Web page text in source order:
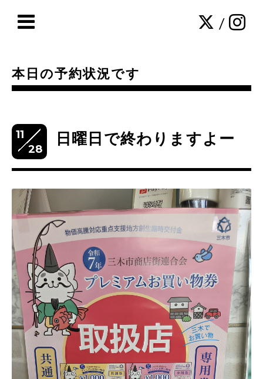
/
本日の予約状況です
11
28
日曜日で終わりますよー